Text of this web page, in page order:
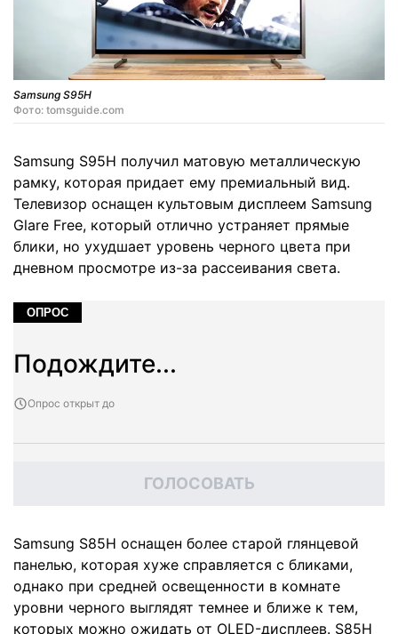
Samsung S95H
Фото: tomsguide.com
Samsung S95H получил матовую металлическую
рамку, которая придает ему премиальный вид.
Телевизор оснащен культовым дисплеем Samsung
Glare Free, который отлично устраняет прямые
блики, но ухудшает уровень черного цвета при
дневном просмотре из-за рассеивания света.
ОПРОС
Подождите...
Опрос открыт до
ГОЛОСОВАТЬ
Samsung S85H оснащен более старой глянцевой
панелью, которая хуже справляется с бликами,
однако при средней освещенности в комнате
уровни черного выглядят темнее и ближе к тем,
которых можно ожидать от OLED-дисплеев. S85H